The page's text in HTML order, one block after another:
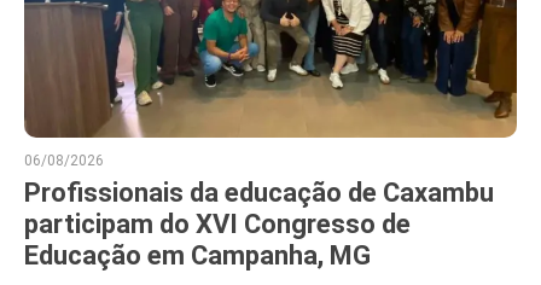
06/08/2026
Profissionais da educação de Caxambu
participam do XVI Congresso de
Educação em Campanha, MG